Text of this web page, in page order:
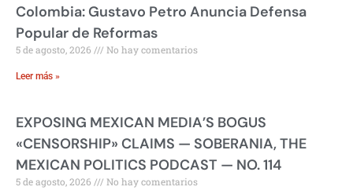
Colombia: Gustavo Petro Anuncia Defensa
Popular de Reformas
5 de agosto, 2026 No hay comentarios
Leer más »
EXPOSING MEXICAN MEDIA’S BOGUS
«CENSORSHIP» CLAIMS — SOBERANIA, THE
MEXICAN POLITICS PODCAST — NO. 114
5 de agosto, 2026 No hay comentarios